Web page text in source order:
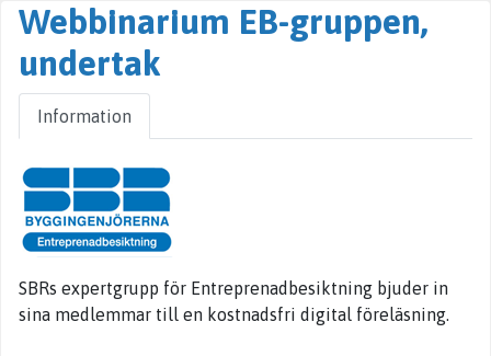
Företag
Ort
Webbinarium EB-gruppen,
undertak
Information
SBRs expertgrupp för Entreprenadbesiktning bjuder in
sina medlemmar till en kostnadsfri digital föreläsning.